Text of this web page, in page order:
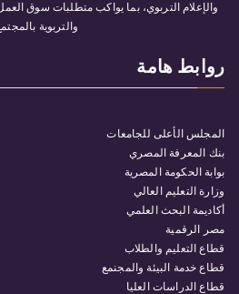
والإعلام التربوي، بما يواكب متطلبات سوق
والتربوية
روابط هامة
المجلس الأعلى للجامعات
بنك المعرفة المصري
بوابة الحكومة المصرية
وزارة التعليم العالي
أكاديمة البحث العلمي
مصر الرقمية
قطاع التعليم والطلاب
قطاع خدمة البيئة والمجنمع
قطاع الدراسات العليا